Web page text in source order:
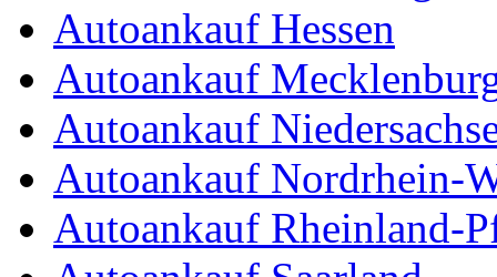
Autoankauf Hessen
Autoankauf
Autoankauf
Autoankauf Nordrhein-
Autoankauf Rheinland-